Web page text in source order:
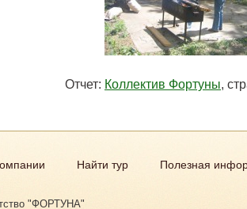
Отчет: Коллектив Фортуны,
Найти тур Полезная
"ФОРТУНА"